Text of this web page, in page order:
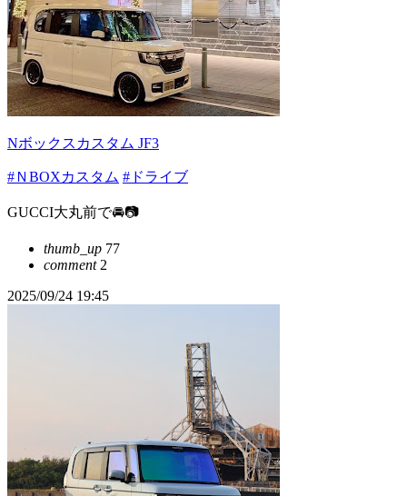
Nボックスカスタム JF3
#ＮBOXカスタム #ドライブ
GUCCI大丸前で🚘📷
thumb_up 77
comment2
2025/09/24 19:45